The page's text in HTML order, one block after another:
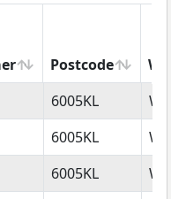
Postcode
Postcode
6005KL
6005KL
6005KL